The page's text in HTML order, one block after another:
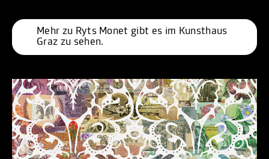
Mehr zu Ryts Monet gibt es im Kunsthaus
Graz zu sehen.